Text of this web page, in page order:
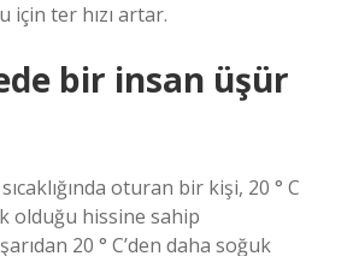
için ter hızı artar.
bir insan üşür
oturan bir kişi, 20 ° C
olduğu hissine sahip
20 ° C’den daha soğuk